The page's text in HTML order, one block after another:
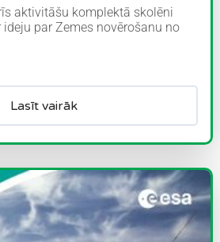
aktivitāšu komplektā skolēni
par Zemes novērošanu no
Lasīt vairāk